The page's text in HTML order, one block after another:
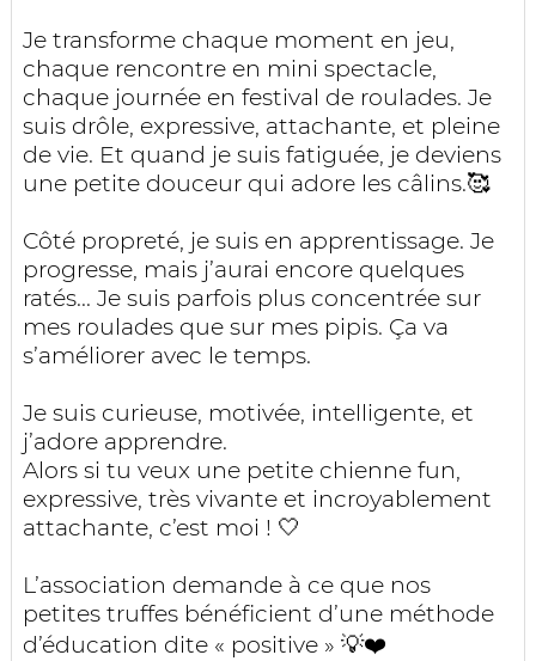
Je transforme chaque moment en jeu,
chaque rencontre en mini spectacle,
chaque journée en festival de roulades. Je
suis drôle, expressive, attachante, et pleine
de vie. Et quand je suis fatiguée, je deviens
une petite douceur qui adore les câlins.🥰
Côté propreté, je suis en apprentissage. Je
progresse, mais j’aurai encore quelques
ratés... Je suis parfois plus concentrée sur
mes roulades que sur mes pipis. Ça va
s’améliorer avec le temps.
Je suis curieuse, motivée, intelligente, et
j’adore apprendre.
Alors si tu veux une petite chienne fun,
expressive, très vivante et incroyablement
attachante, c’est moi ! 🤍
L’association demande à ce que nos
petites truffes bénéficient d’une méthode
d’éducation dite « positive » 💡❤️